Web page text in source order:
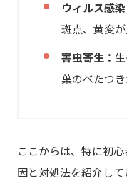
ウィルス感染
斑点、黄変
害虫寄生：
葉のべたつ
ここからは、特に初
因と対処法を紹介して